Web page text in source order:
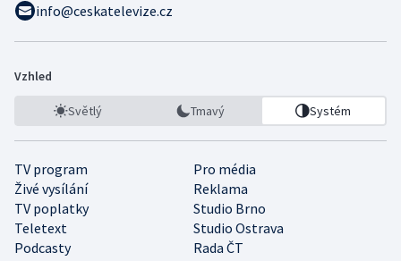
info@ceskatelevize.cz
Vzhled
Světlý Tmavý Systém
TV program
Pro média
Živé vysílání
Reklama
TV poplatky
Studio Brno
Teletext
Studio Ostrava
Podcasty
Rada ČT